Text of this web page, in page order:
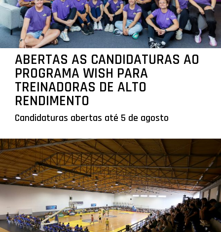
ABERTAS AS CANDIDATURAS AO
PROGRAMA WISH PARA
TREINADORAS DE ALTO
RENDIMENTO
Candidaturas abertas até 5 de agosto